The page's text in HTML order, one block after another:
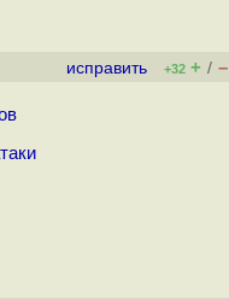
исправить +32 + / –